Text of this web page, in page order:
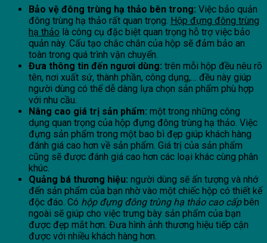
Bảo vệ đông trùng hạ thảo bên trong: Việc bảo quản
đông trùng hạ thảo rất quan trọng. Hộp đựng đông trùng
hạ thảo là công cụ đặc biệt quan trọng hỗ trợ việc bảo
quản này. Cấu tạo chắc chắn của hộp sẽ đảm bảo an
toàn trong quá trình vận chuyển.
Đưa thông tin đến ngươi dùng: trên mỗi hộp đều nêu rõ
tên, nơi xuất sứ, thành phần, công dụng,… đều này giúp
người dùng có thể dễ dàng lựa chọn sản phẩm phù hợp
với nhu cầu.
Nâng cao giá trị sản phẩm: một trong những công
dụng quan trọng của hộp đựng đông trùng hạ thảo. Việc
đựng sản phẩm trong một bao bì đẹp giúp khách hàng
đánh giá cao hơn về sản phẩm. Giá trị của sản phẩm
cũng sẽ được đánh giá cao hơn các loại khác cùng phân
khúc.
Quảng bá thương hiệu: người dùng sẽ ấn tượng và nhớ
đến sản phẩm của bạn nhờ vào một chiếc hộp có thiết kế
độc đáo. Có hộp đựng đông trùng hạ thảo cao cấpbên
ngoài sẽ giúp cho việc trưng bày sản phẩm của bạn
được đẹp mắt hơn. Đưa hình ảnh thương hiệu tiếp cận
được với nhiều khách hàng hơn.